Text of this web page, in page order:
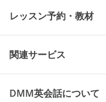
レッスン予約・教材
関連サービス
DMM英会話について